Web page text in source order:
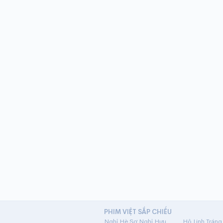
PHIM VIỆT SẮP CHIẾU